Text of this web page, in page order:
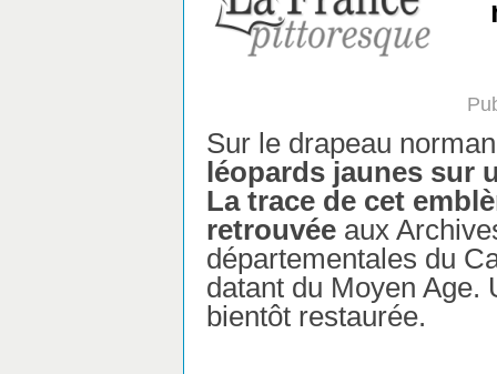
Sur le drapeau
léopards jaunes sur
La trace de cet
retrouvée aux
départementales du
datant du Moyen Age.
bientôt restaurée.